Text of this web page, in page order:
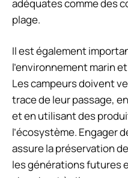
adéquates comme des
plage.
Il est également
l’environnement marin
Les campeurs doivent
trace de leur passage,
et en utilisant des
l’écosystème. Engager
assure la préservation
les générations futures